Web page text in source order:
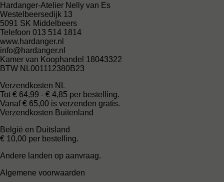
Hardanger-Atelier Nelly van Es
Westelbeersedijk 13
5091 SK Middelbeers
Telefoon 013 514 1814
www.hardanger.nl
info@hardanger.nl
Kamer van Koophandel 18043322
BTW NL001112380B23
Verzendkosten NL
Tot € 64,99 - € 4,85 per bestelling.
Vanaf € 65,00 is verzenden gratis.
Verzendkosten Buitenland
België en Duitsland
€ 10,00 per bestelling.
Andere landen op aanvraag.
Algemene voorwaarden